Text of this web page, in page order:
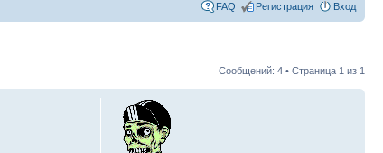
FAQ Регистрация Вход
Сообщений: 4 • Страница 1 из 1